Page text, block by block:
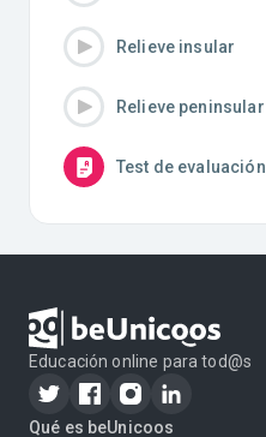
Relieve insular
Relieve peninsular
Test de evaluación
Educación online para tod@s
Qué es beUnicoos